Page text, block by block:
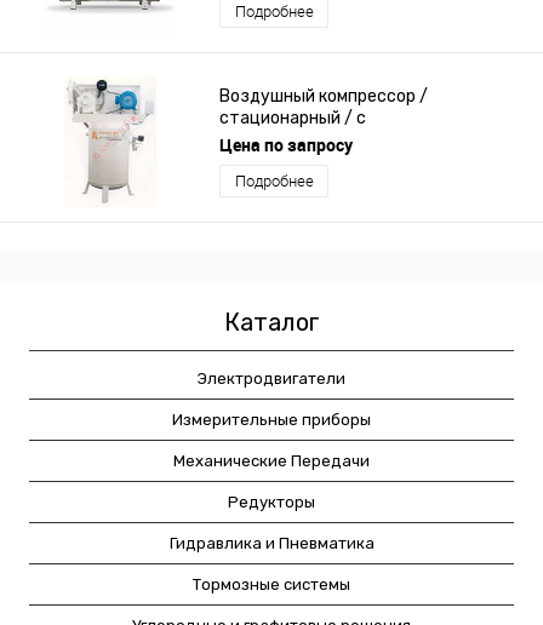
Подробнее
Воздушный компрессор /
стационарный / с
электродвигателем / поршневый
Цена по запросу
Подробнее
Каталог
Электродвигатели
Измерительные приборы
Механические Передачи
Редукторы
Гидравлика и Пневматика
Тормозные системы